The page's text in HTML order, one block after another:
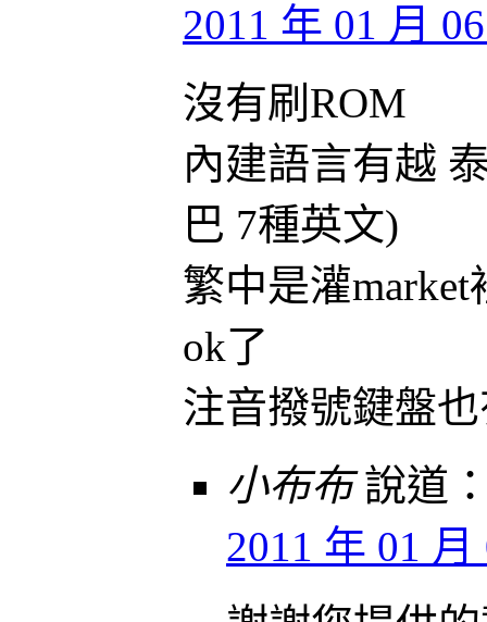
2011 年 01 月
沒有刷ROM
內建語言有越
巴 7種英文)
繁中是灌
ok了
注音撥號鍵盤
小布布 說道
2011 年 01 月